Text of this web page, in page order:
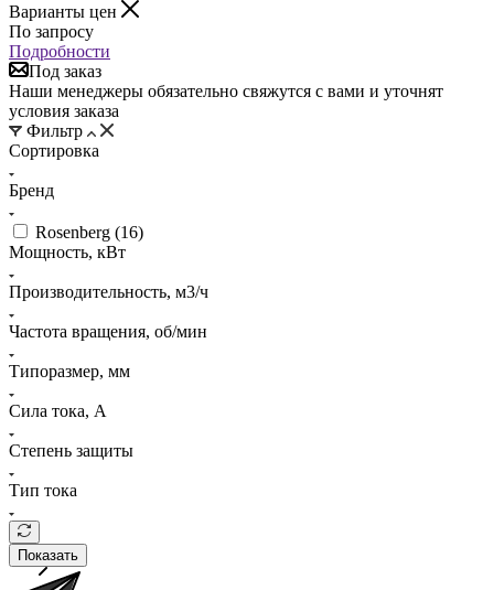
Варианты цен
По запросу
Подробности
Под заказ
Наши менеджеры обязательно свяжутся с вами и уточнят
условия заказа
Фильтр
Сортировка
Бренд
Rosenberg (16)
Мощность, кВт
Производительность, м3/ч
Частота вращения, об/мин
Типоразмер, мм
Сила тока, A
Степень защиты
Тип тока
Показать